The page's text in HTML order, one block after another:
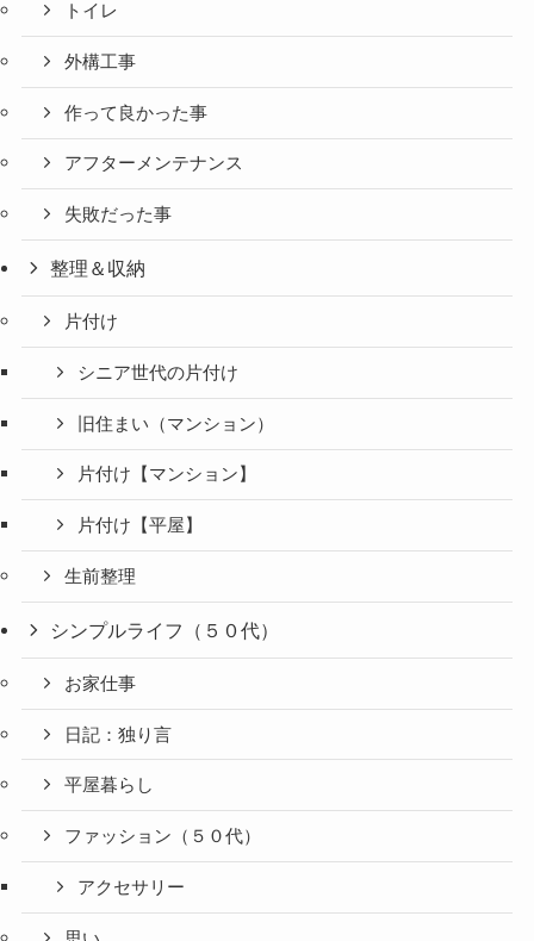
トイレ
外構工事
作って良かった事
アフターメンテナンス
失敗だった事
整理＆収納
片付け
シニア世代の片付け
旧住まい（マンション）
片付け【マンション】
片付け【平屋】
生前整理
シンプルライフ（５０代）
お家仕事
日記：独り言
平屋暮らし
ファッション（５０代）
アクセサリー